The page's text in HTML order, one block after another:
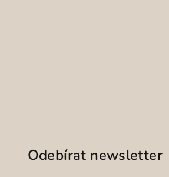
Odebírat newsletter